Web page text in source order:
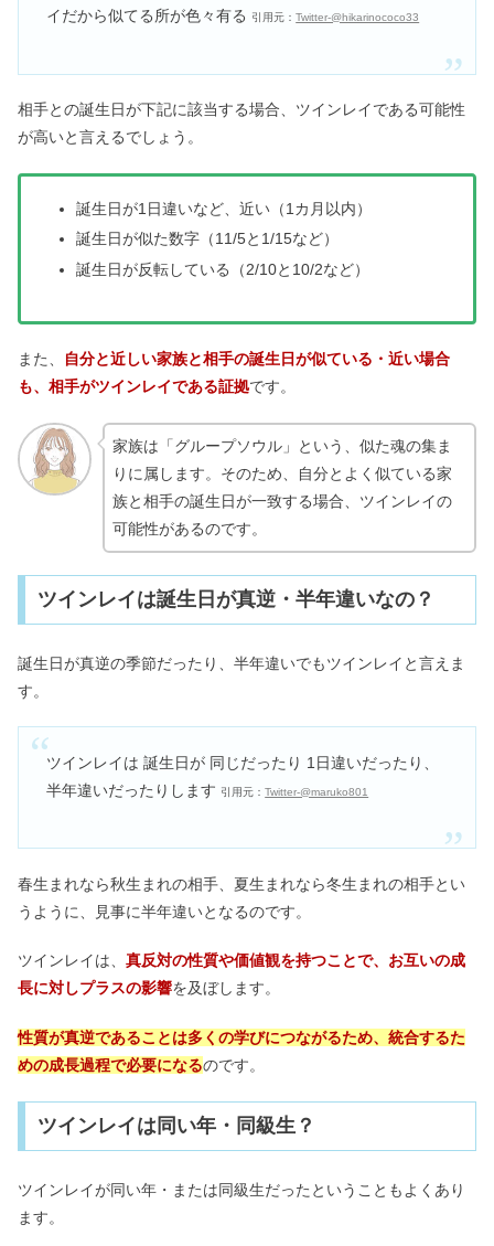
水星人プラスは性格悪い？女性の一生
イだから似てる所が色々有る 引用元：Twitter-@hikarinococo33
相手との誕生日が下記に該当する場合、ツインレイである可能性
が高いと言えるでしょう。
誕生日が1日違いなど、近い（1カ月以内）
誕生日が似た数字（11/5と1/15など）
誕生日が反転している（2/10と10/2など）
また、
自分と近しい家族と相手の誕生日が似ている・近い場合
も、相手がツインレイである証拠です。
家族は「グループソウル」という、似た魂の集ま
りに属します。そのため、自分とよく似ている家
族と相手の誕生日が一致する場合、ツインレイの
可能性があるのです。
ツインレイは誕生日が真逆・半年違いなの？
誕生日が真逆の季節だったり、半年違いでもツインレイと言えま
す。
ツインレイは 誕生日が 同じだったり 1日違いだったり、
半年違いだったりします 引用元：Twitter-@maruko801
春生まれなら秋生まれの相手、夏生まれなら冬生まれの相手とい
うように、見事に半年違いとなるのです。
ツインレイは、 真反対の性質や価値観を持つことで、お互いの成
長に対しプラスの影響を及ぼします。
性質が真逆であることは多くの学びにつながるため、統合するた
めの成長過程で必要になるのです。
ツインレイは同い年・同級生？
ツインレイが同い年・または同級生だったということもよくあり
ます。